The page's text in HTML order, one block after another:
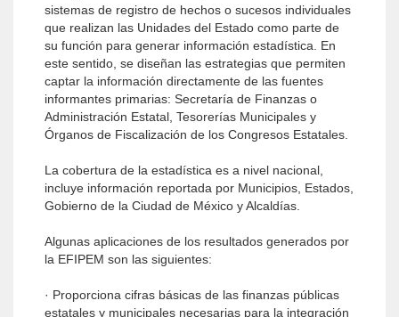
sistemas de registro de hechos o sucesos individuales
que realizan las Unidades del Estado como parte de
su función para generar información estadística. En
este sentido, se diseñan las estrategias que permiten
captar la información directamente de las fuentes
informantes primarias: Secretaría de Finanzas o
Administración Estatal, Tesorerías Municipales y
Órganos de Fiscalización de los Congresos Estatales.
La cobertura de la estadística es a nivel nacional,
incluye información reportada por Municipios, Estados,
Gobierno de la Ciudad de México y Alcaldías.
Algunas aplicaciones de los resultados generados por
la EFIPEM son las siguientes:
· Proporciona cifras básicas de las finanzas públicas
estatales y municipales necesarias para la integración